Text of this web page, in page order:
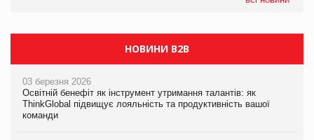
НОВИНИ B2B
03 березня 2026
Освітній бенефіт як інструмент утримання талантів: як
ThinkGlobal підвищує лояльність та продуктивність вашої
команди